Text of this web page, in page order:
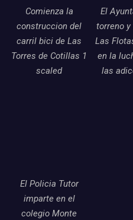
Comienza la
construccion del
carril bici de Las
Torres de Cotillas 1
scaled
El
torreno y
Las
en la
las
El Policia Tutor
imparte en el
colegio Monte